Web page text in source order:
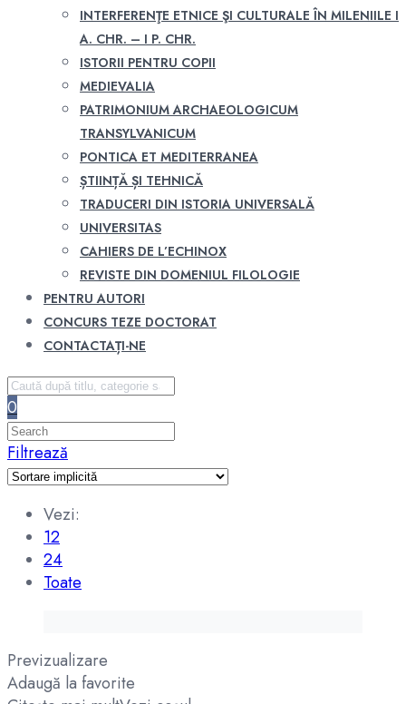
INTERFERENŢE ETNICE ŞI CULTURALE ÎN MILENIILE I
A. CHR. – I P. CHR.
ISTORII PENTRU COPII
MEDIEVALIA
PATRIMONIUM ARCHAEOLOGICUM
TRANSYLVANICUM
PONTICA ET MEDITERRANEA
ȘTIINȚĂ ȘI TEHNICĂ
TRADUCERI DIN ISTORIA UNIVERSALĂ
UNIVERSITAS
CAHIERS DE L’ECHINOX
REVISTE DIN DOMENIUL FILOLOGIE
PENTRU AUTORI
CONCURS TEZE DOCTORAT
CONTACTAȚI-NE
0
Filtrează
Vezi:
12
24
Toate
Previzualizare
Adaugă la favorite